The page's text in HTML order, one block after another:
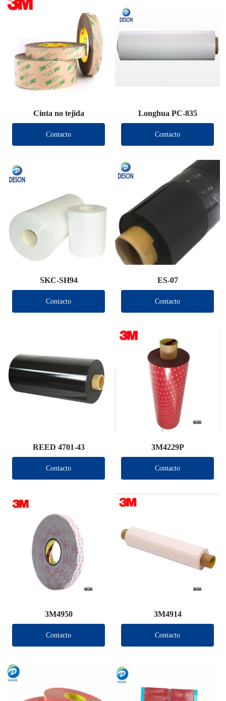
Cinta no tejida
Contacto
Longhua PC-835
Contacto
SKC-SH94
Contacto
ES-07
Contacto
REED 4701-43
Contacto
3M4229P
Contacto
3M4950
Contacto
3M4914
Contacto